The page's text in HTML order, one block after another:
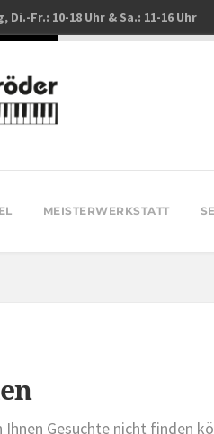
Di.-Fr.: 10-18 Uhr & Sa.: 11-16 Uhr
MEISTERWERKSTATT
Gesuchte nicht finden